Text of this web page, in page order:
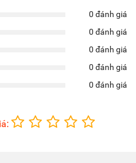
0 đánh giá
0 đánh giá
0 đánh giá
0 đánh giá
0 đánh giá